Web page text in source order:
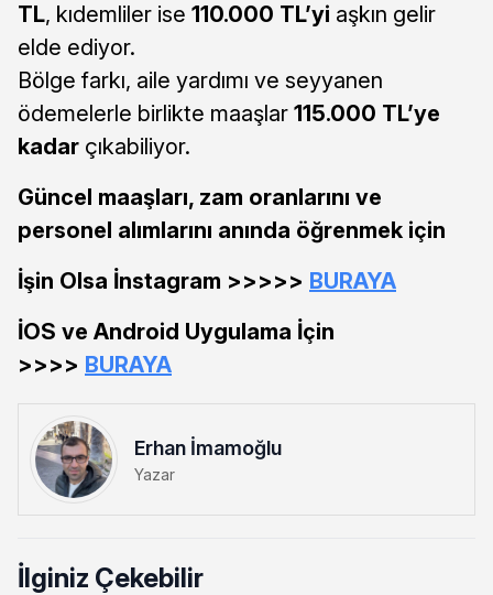
TL, kıdemliler ise 110.000 TL’yi aşkın gelir
elde ediyor.
Bölge farkı, aile yardımı ve seyyanen
ödemelerle birlikte maaşlar 115.000 TL’ye
kadar çıkabiliyor.
Güncel maaşları, zam oranlarını ve
personel alımlarını anında öğrenmek için
İşin Olsa İnstagram >>>>> BURAYA
İOS ve Android Uygulama İçin
>>>> BURAYA
Erhan İmamoğlu
Yazar
İlginiz Çekebilir